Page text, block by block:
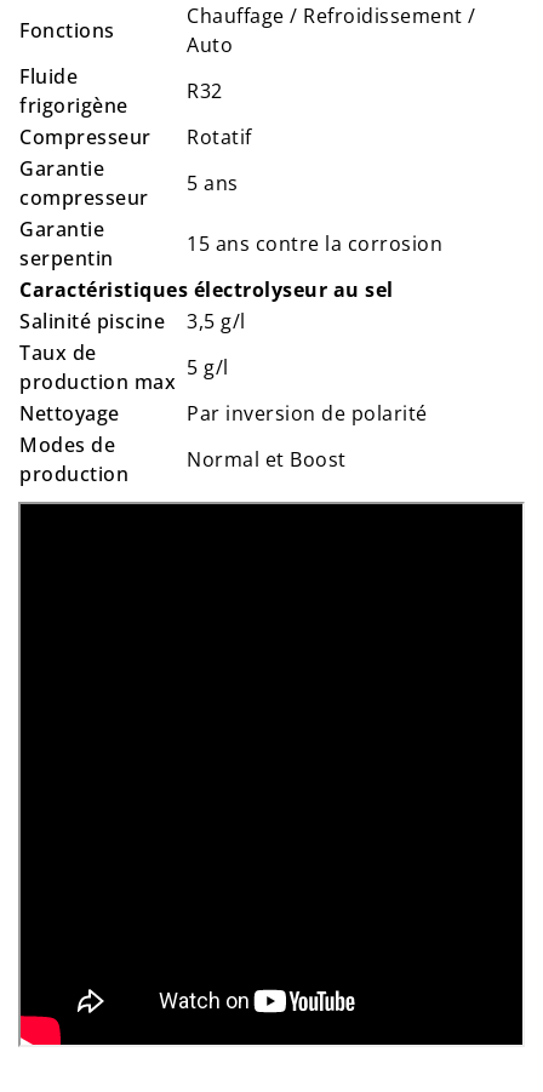
Fonctions
Chauffage / Refroidissement /
Auto
Fluide
frigorigène
R32
Compresseur
Rotatif
Garantie
compresseur
5 ans
Garantie
serpentin
15 ans contre la corrosion
Caractéristiques électrolyseur au sel
Salinité piscine
3,5 g/l
Taux de
production max
5 g/l
Nettoyage
Par inversion de polarité
Modes de
production
Normal et Boost